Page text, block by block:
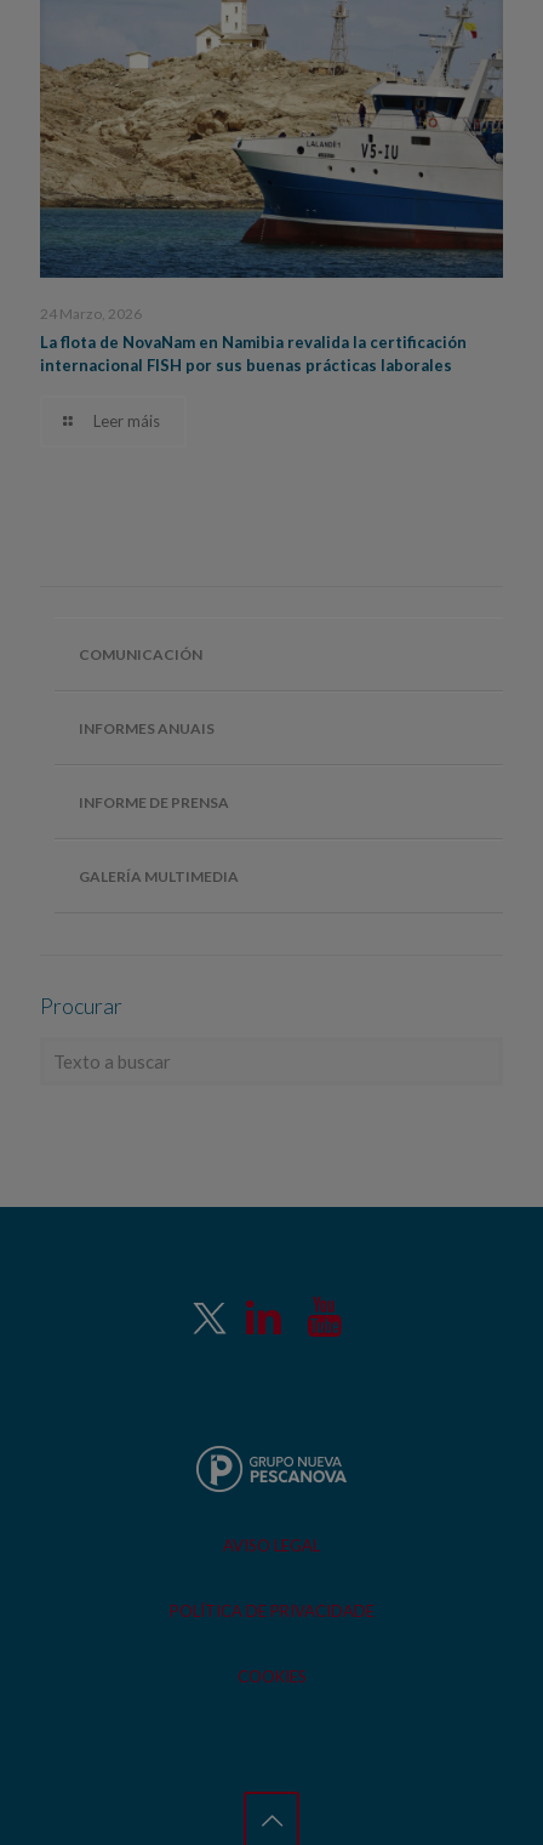
24 Marzo, 2026
La flota de NovaNam en Namibia revalida la certificación
internacional FISH por sus buenas prácticas laborales
Leer máis
COMUNICACIÓN
INFORMES ANUAIS
INFORME DE PRENSA
GALERÍA MULTIMEDIA
Procurar
AVISO LEGAL
POLÍTICA DE PRIVACIDADE
COOKIES